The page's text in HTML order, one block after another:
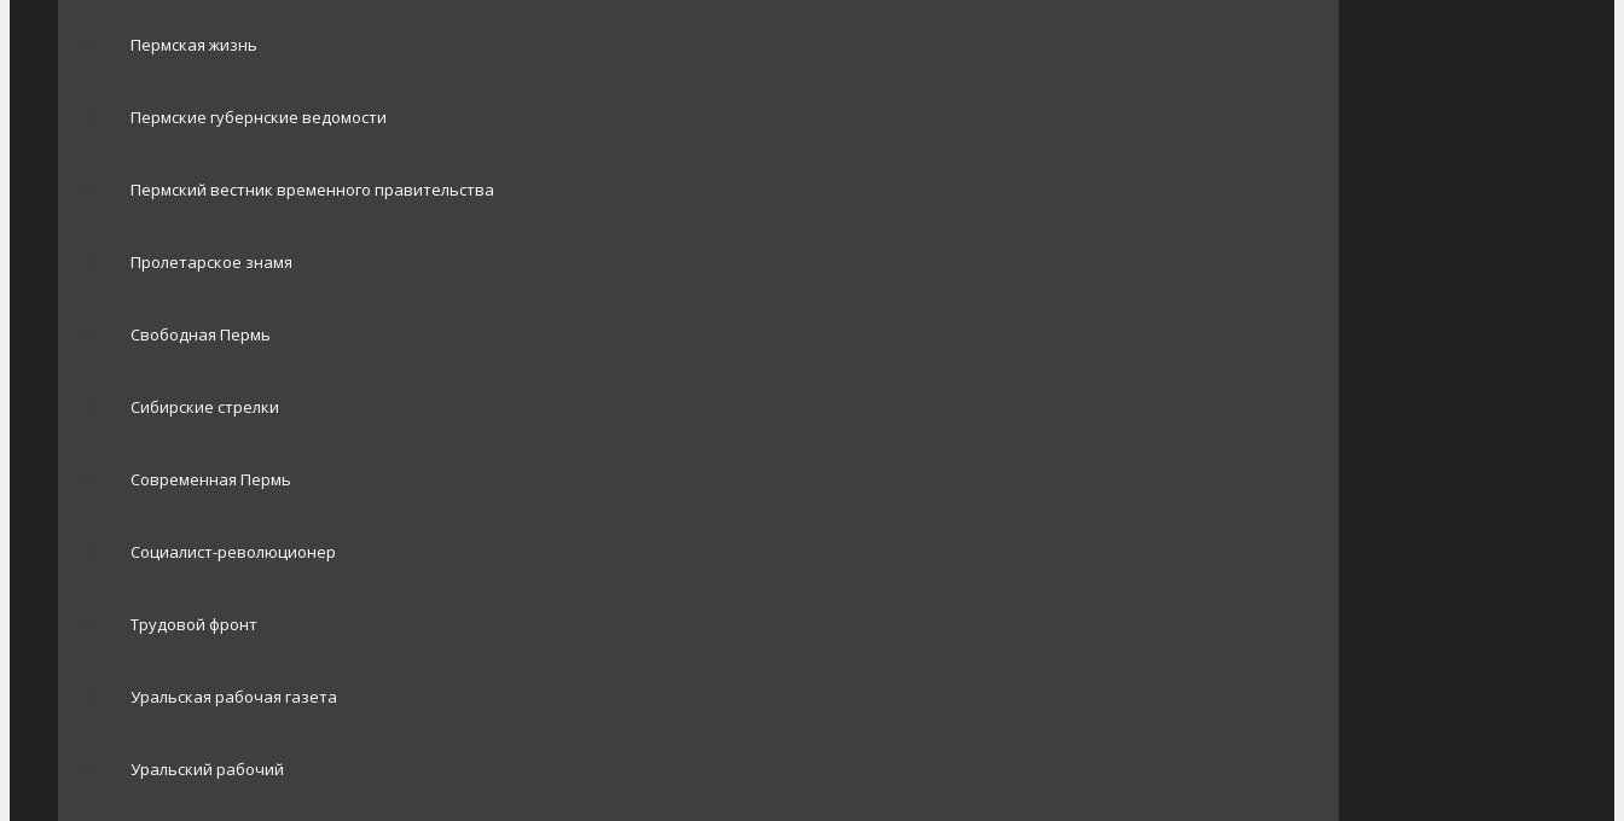
Пермская жизнь
Пермские губернские ведомости
Пермский вестник временного правительства
Пролетарское знамя
Свободная Пермь
Сибирские стрелки
Современная Пермь
Социалист-революционер
Трудовой фронт
Уральская рабочая газета
Уральский рабочий